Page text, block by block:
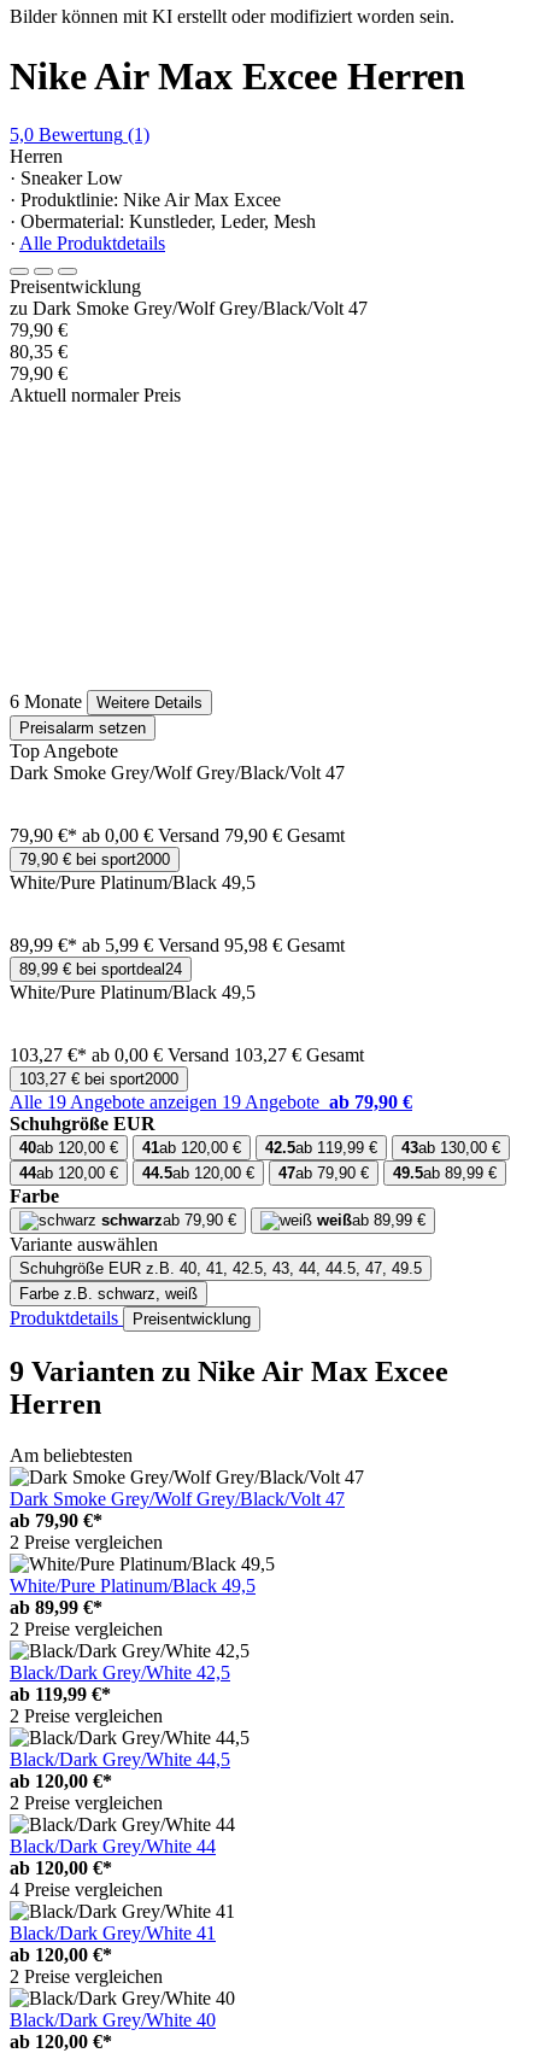
Bilder können mit KI erstellt oder modifiziert worden sein.
Nike Air Max Excee Herren
5,0 Bewertung (1)
Herren
· Sneaker Low
· Produktlinie: Nike Air Max Excee
· Obermaterial: Kunstleder, Leder, Mesh
· Alle Produktdetails
Preisentwicklung
zu Dark Smoke Grey/Wolf Grey/Black/Volt 47
79,90 €
80,35 €
79,90 €
Aktuell normaler Preis
6 Monate
Weitere Details
Preisalarm setzen
Top Angebote
Dark Smoke Grey/Wolf Grey/Black/Volt 47
79,90 €* ab 0,00 € Versand 79,90 € Gesamt
79,90 € bei sport2000
White/Pure Platinum/Black 49,5
89,99 €* ab 5,99 € Versand 95,98 € Gesamt
89,99 € bei sportdeal24
White/Pure Platinum/Black 49,5
103,27 €* ab 0,00 € Versand 103,27 € Gesamt
103,27 € bei sport2000
Alle 19 Angebote anzeigen 19 Angebote ab 79,90 €
Schuhgröße EUR
40ab 120,00 € 41ab 120,00 € 42.5ab 119,99 € 43ab 130,00 €
44ab 120,00 € 44.5ab 120,00 € 47ab 79,90 € 49.5ab 89,99 €
Farbe
schwarzab 79,90 € weißab 89,99 €
Variante auswählen
Schuhgröße EUR z.B. 40, 41, 42.5, 43, 44, 44.5, 47, 49.5
Farbe z.B. schwarz, weiß
Produktdetails Preisentwicklung
9 Varianten zu Nike Air Max Excee
Herren
Am beliebtesten
Dark Smoke Grey/Wolf Grey/Black/Volt 47
ab 79,90 €*
2 Preise vergleichen
White/Pure Platinum/Black 49,5
ab 89,99 €*
2 Preise vergleichen
Black/Dark Grey/White 42,5
ab 119,99 €*
2 Preise vergleichen
Black/Dark Grey/White 44,5
ab 120,00 €*
2 Preise vergleichen
Black/Dark Grey/White 44
ab 120,00 €*
4 Preise vergleichen
Black/Dark Grey/White 41
ab 120,00 €*
2 Preise vergleichen
Black/Dark Grey/White 40
ab 120,00 €*